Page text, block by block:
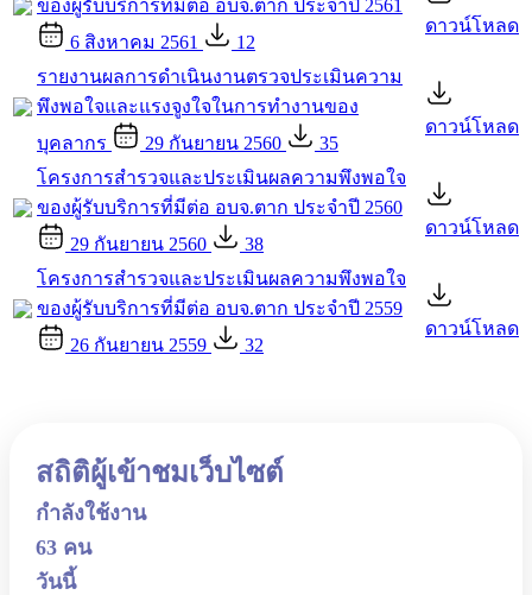
ของผู้รับบริการที่มีต่อ อบจ.ตาก ประจำปี 2561
6 สิงหาคม 2561
12
ดาวน์โหลด
รายงานผลการดำเนินงานตรวจประเมินความ
พึงพอใจและแรงจูงใจในการทำงานของ
บุคลากร
29 กันยายน 2560 35
ดาวน์โหลด
โครงการสำรวจและประเมินผลความพึงพอใจ
ของผู้รับบริการที่มีต่อ อบจ.ตาก ประจำปี 2560
29 กันยายน 2560
38
ดาวน์โหลด
โครงการสำรวจและประเมินผลความพึงพอใจ
ของผู้รับบริการที่มีต่อ อบจ.ตาก ประจำปี 2559
26 กันยายน 2559
32
ดาวน์โหลด
สถิติผู้เข้าชมเว็บไซต์
กำลังใช้งาน
63 คน
วันนี้